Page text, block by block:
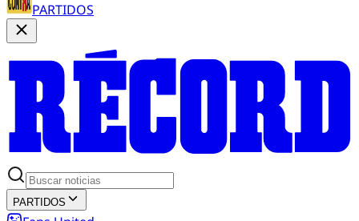
PARTIDOS
PARTIDOS